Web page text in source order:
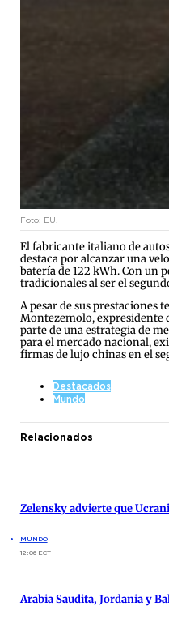
Foto: EU.
El fabricante italiano de
destaca por alcanzar una
batería de 122 kWh. Con un
tradicionales al ser el
A pesar de sus
Montezemolo, expresidente
parte de una estrategia de
para el mercado nacional,
firmas de lujo chinas en el
Destacados
Mundo
Relacionados
Zelensky advierte que
MUNDO
12:06 ECT
Arabia Saudita, Jordania y